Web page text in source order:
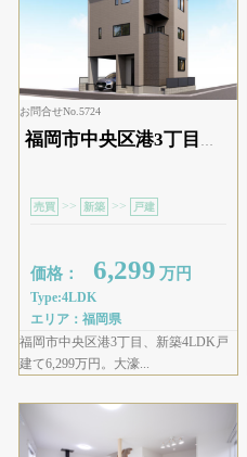
お問合せNo.5724
福岡市中央区港3丁目の新築4LDK戸建てで、価格は6,299万円。福岡市営地下鉄空港線「大濠駅」まで徒歩14分と、利便性と住環境を兼ね備えた立地です。ビルトインガレージ1台分に加え、ウォークインクローゼット2カ所、シューズクローク付きで収納力も充実。都市ガス仕様のシステムキッチンや食洗機、浴室乾燥機など快適設備が整い、ご家族皆様に安心・快適な暮らしをご提案できる住まいです。2025年3月完成予定となっております。ぜひ一度ご検討ください。
売買 >> 新築 >> 戸建
価格： 6,299 万円
Type:4LDK
エリア：福岡県
福岡市中央区港3丁目、新築4LDK戸
建て6,299万円。大濠...